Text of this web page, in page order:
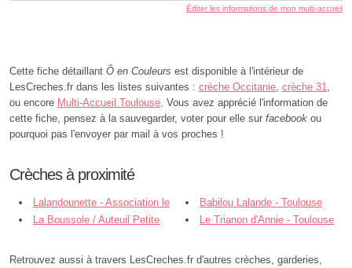
Éditer les informations de mon multi-accueil
Cette fiche détaillant Ô en Couleurs est disponible à l'intérieur de
LesCreches.fr dans les listes suivantes : crèche Occitanie, crèche 31,
ou encore Multi-Accueil Toulouse. Vous avez apprécié l'information de
cette fiche, pensez à la sauvegarder, voter pour elle sur facebook ou
pourquoi pas l'envoyer par mail à vos proches !
Crèches à proximité
Lalandounette - Association le
Nid des Crèches - Toulouse
Babilou Lalande - Toulouse
La Boussole / Auteuil Petite
Le Trianon d'Annie - Toulouse
Retrouvez aussi à travers LesCreches.fr d'autres crèches, garderies,